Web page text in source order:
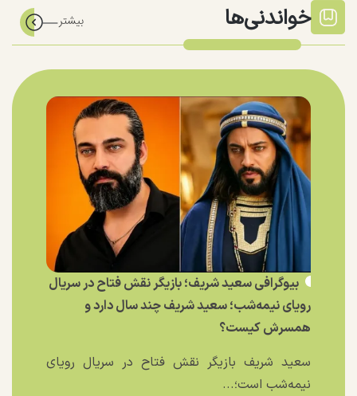
خواندنی‌ها
بیوگرافی سعید شریف؛ بازیگر نقش فتاح در سریال
رویای نیمه‌شب؛ سعید شریف چند سال دارد و
همسرش کیست؟
سعید شریف بازیگر نقش فتاح در سریال رویای
نیمه‌شب است؛...